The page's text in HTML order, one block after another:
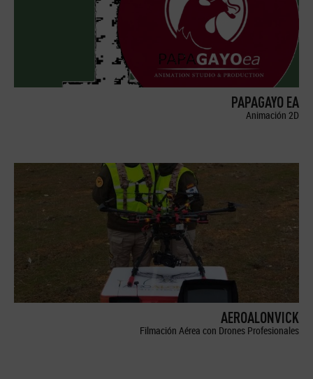
PAPAGAYO EA
Animación 2D
AEROALONVICK
Filmación Aérea con Drones Profesionales